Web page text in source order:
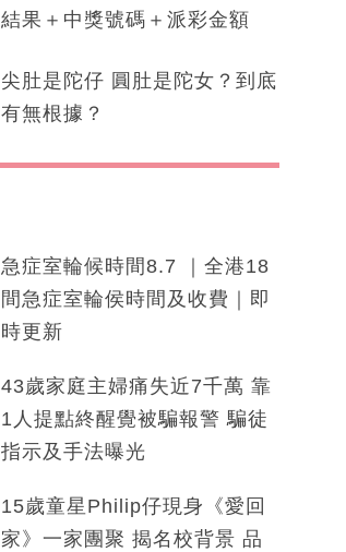
結果＋中獎號碼＋派彩金額
尖肚是陀仔 圓肚是陀女？到底
有無根據？
急症室輪候時間8.7 ｜全港18
間急症室輪侯時間及收費｜即
時更新
43歲家庭主婦痛失近7千萬 靠
1人提點終醒覺被騙報警 騙徒
指示及手法曝光
15歲童星Philip仔現身《愛回
家》一家團聚 揭名校背景 品